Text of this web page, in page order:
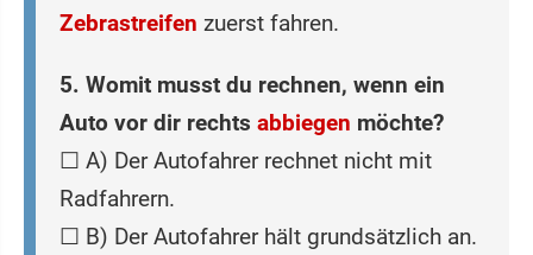
Zebrastreifen zuerst fahren.
5. Womit musst du rechnen, wenn ein
Auto vor dir rechts abbiegen möchte?
☐ A) Der Autofahrer rechnet nicht mit
Radfahrern.
☐ B) Der Autofahrer hält grundsätzlich an.